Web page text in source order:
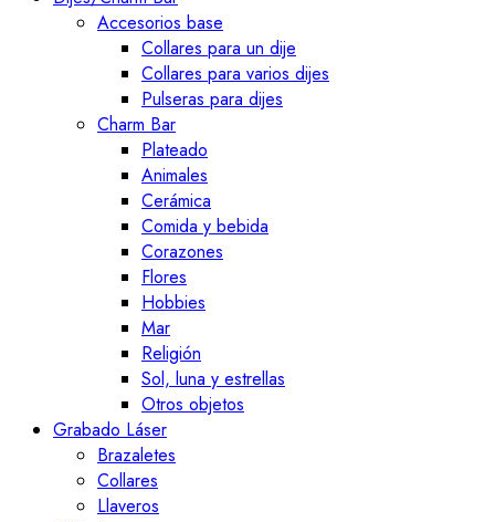
Accesorios base
Collares para un dije
Collares para varios dijes
Pulseras para dijes
Charm Bar
Plateado
Animales
Cerámica
Comida y bebida
Corazones
Flores
Hobbies
Mar
Religión
Sol, luna y estrellas
Otros objetos
Grabado Láser
Brazaletes
Collares
Llaveros